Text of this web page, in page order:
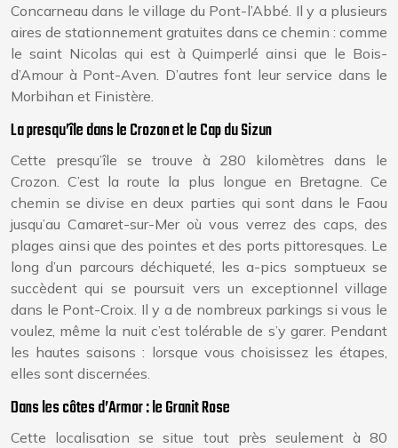
Concarneau dans le village du Pont-l’Abbé. Il y a plusieurs
aires de stationnement gratuites dans ce chemin : comme
le saint Nicolas qui est à Quimperlé ainsi que le Bois-
d’Amour à Pont-Aven. D’autres font leur service dans le
Morbihan et Finistère.
La presqu’île dans le Crozon et le Cap du Sizun
Cette presqu’île se trouve à 280 kilomètres dans le
Crozon. C’est la route la plus longue en Bretagne. Ce
chemin se divise en deux parties qui sont dans le Faou
jusqu’au Camaret-sur-Mer où vous verrez des caps, des
plages ainsi que des pointes et des ports pittoresques. Le
long d’un parcours déchiqueté, les a-pics somptueux se
succèdent qui se poursuit vers un exceptionnel village
dans le Pont-Croix. Il y a de nombreux parkings si vous le
voulez, même la nuit c’est tolérable de s’y garer. Pendant
les hautes saisons : lorsque vous choisissez les étapes,
elles sont discernées.
Dans les côtes d’Armor : le Granit Rose
Cette localisation se situe tout près seulement à 80